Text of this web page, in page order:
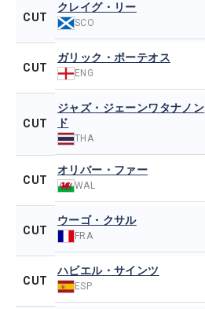
CUT
クレイグ・リー
SCO
CUT
ガリック・ポーテオス
ENG
CUT
ジャズ・ジェーンワタナノン
ド
THA
CUT
オリバー・ファー
WAL
CUT
ウーゴ・クサル
FRA
CUT
ハビエル・サインツ
ESP